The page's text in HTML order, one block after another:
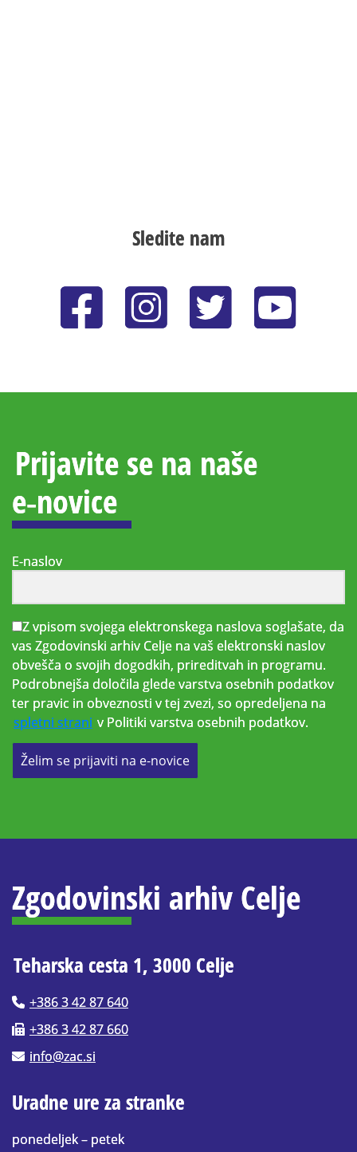
Sledite nam
Prijavite se na naše
e‑novice
E-naslov
Z vpisom svojega elektronskega naslova soglašate, da
vas Zgodovinski arhiv Celje na vaš elektronski naslov
obvešča o svojih dogodkih, prireditvah in programu.
Podrobnejša določila glede varstva osebnih podatkov
ter pravic in obveznosti v tej zvezi, so opredeljena na
spletni strani v Politiki varstva osebnih podatkov.
Želim se prijaviti na e-novice
Zgodovinski arhiv Celje
Teharska cesta 1, 3000 Celje
+386 3 42 87 640
+386 3 42 87 660
info@zac.si
Uradne ure za stranke
ponedeljek – petek